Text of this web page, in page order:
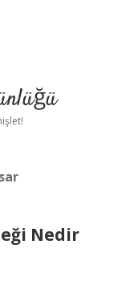
Nedir